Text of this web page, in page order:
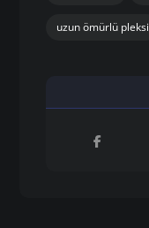
uzun ömürlü pleksi